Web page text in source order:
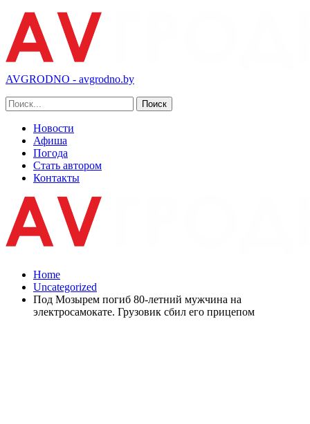
AVGRODNO - avgrodno.by
Новости
Афиша
Погода
Стать автором
Контакты
Home
Uncategorized
Под Мозырем погиб 80-летний мужчина на
электросамокате. Грузовик сбил его прицепом